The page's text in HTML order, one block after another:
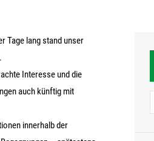
Tage lang stand unser
Interesse und die
auch künftig mit
innerhalb der